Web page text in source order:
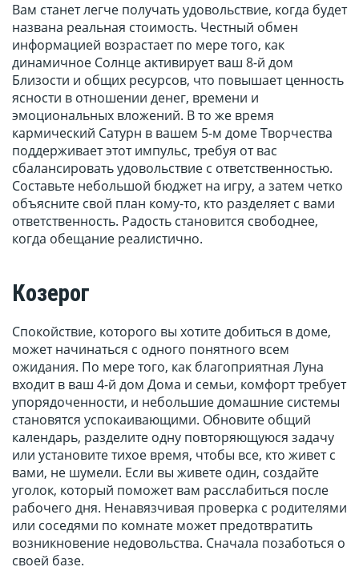
Вам станет легче получать удовольствие, когда будет
названа реальная стоимость. Честный обмен
информацией возрастает по мере того, как
динамичное Солнце активирует ваш 8-й дом
Близости и общих ресурсов, что повышает ценность
ясности в отношении денег, времени и
эмоциональных вложений. В то же время
кармический Сатурн в вашем 5-м доме Творчества
поддерживает этот импульс, требуя от вас
сбалансировать удовольствие с ответственностью.
Составьте небольшой бюджет на игру, а затем четко
объясните свой план кому-то, кто разделяет с вами
ответственность. Радость становится свободнее,
когда обещание реалистично.
Козерог
Спокойствие, которого вы хотите добиться в доме,
может начинаться с одного понятного всем
ожидания. По мере того, как благоприятная Луна
входит в ваш 4-й дом Дома и семьи, комфорт требует
упорядоченности, и небольшие домашние системы
становятся успокаивающими. Обновите общий
календарь, разделите одну повторяющуюся задачу
или установите тихое время, чтобы все, кто живет с
вами, не шумели. Если вы живете один, создайте
уголок, который поможет вам расслабиться после
рабочего дня. Ненавязчивая проверка с родителями
или соседями по комнате может предотвратить
возникновение недовольства. Сначала позаботься о
своей базе.